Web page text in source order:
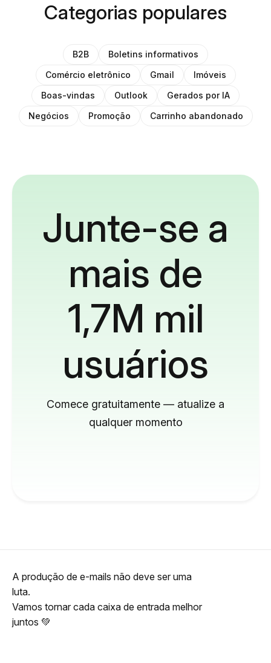
Categorias populares
B2B
Boletins informativos
Comércio eletrônico
Gmail
Imóveis
Boas-vindas
Outlook
Gerados por IA
Negócios
Promoção Carrinho abandonado
Junte-se a
mais de
1,7M mil
usuários
Comece gratuitamente — atualize a
qualquer momento
A produção de e-mails não deve ser uma
luta.
Vamos tornar cada caixa de entrada melhor
juntos 💚